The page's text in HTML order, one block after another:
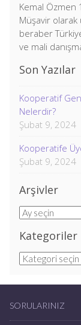
Kemal Özmen
Müşavir olarak
beraber
ve mali
Son Yazılar
Kooperatif
Nelerdir?
Şubat 9, 2024
Kooperatife
Şubat 9, 2024
Arşivler
Arşivler
Kategoriler
Kategoriler
SORULARINIZ